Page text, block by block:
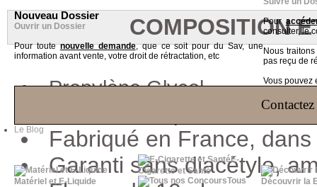
Nouveau Dossier
Ouvrir un Dossier
Pour toutenouvelle demande, que ce soit pour du Sav, une
information avant vente, votre droit de rétractation, etc
Pour
consulter, le
Nous
pas reçu de
Vous pouvez
Le Blog
Matériel et E-Liquide
E-
Cigarette et Santé
Tous
Découvrir la
COMPOSITION
Propylène Glycol
Arômes de qualité
Fabriqué en France,
Garanti sans diacétyle,